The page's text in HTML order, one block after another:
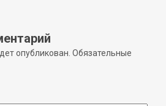
опубликован. Обязательные